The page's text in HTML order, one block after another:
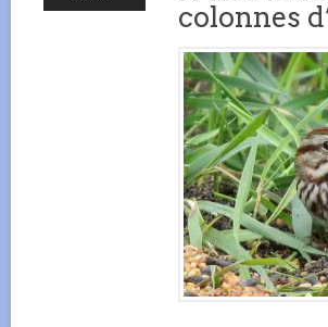
colonnes